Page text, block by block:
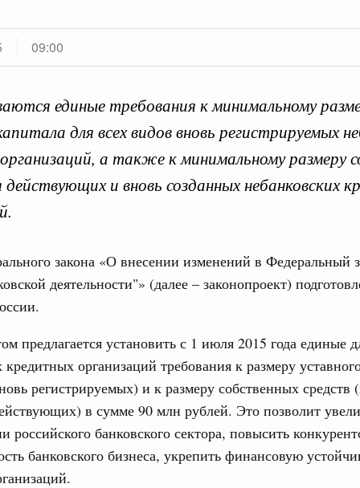
09:00
единые требования к минимальному
для всех видов вновь регистрируемых
а также к минимальному размеру
действующих и вновь созданных небанковских
закона «О внесении изменений в Федеральный
деятельности"» (далее – законопроект)
предлагается установить с 1 июля 2015 года единые
кредитных организаций требования к размеру
регистрируемых) и к размеру собственных средств
в сумме 90 млн рублей. Это позволит
российского банковского сектора, повысить
банковского бизнеса, укрепить финансовую
Сельское
по
2025, понедельник
деятельности на 2026 год
р
2024, понедельник
усиливает цифровизацию законопроектной
ПН
3